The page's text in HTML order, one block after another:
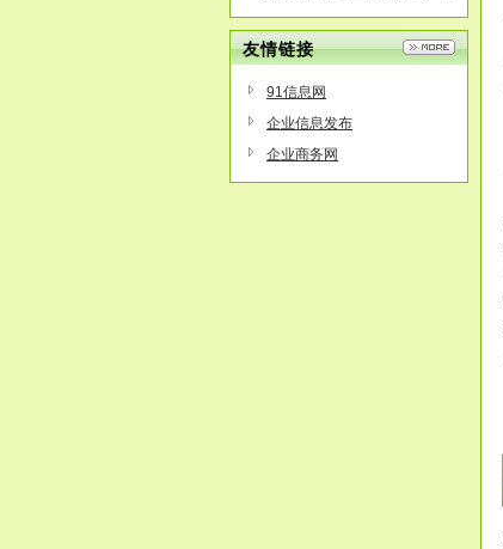
友情链接
91信息网
企业信息发布
企业商务网